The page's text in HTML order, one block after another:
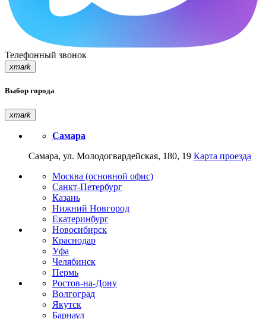
Телефонный звонок
xmark
Выбор города
xmark
Самара
Самара, ул. Молодогвардейская, 180, 19 Карта проезда
Москва (основной офис)
Санкт-Петербург
Казань
Нижний Новгород
Екатеринбург
Новосибирск
Краснодар
Уфа
Челябинск
Пермь
Ростов-на-Дону
Волгоград
Якутск
Барнаул